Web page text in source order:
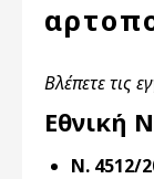
Βλέπετε τις
Εθνική
Ν. 4512/